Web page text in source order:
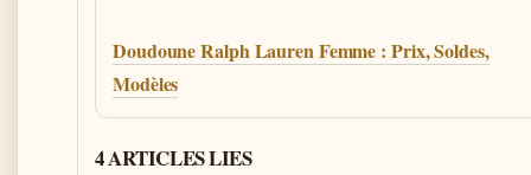
Doudoune Ralph Lauren Femme : Prix, Soldes,
Modèles
4 ARTICLES LIES